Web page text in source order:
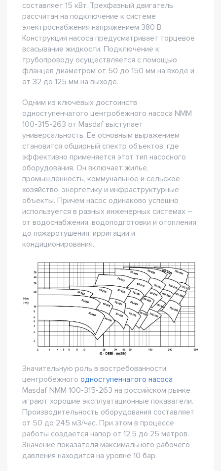
составляет 15 кВт. Трехфазный двигатель
рассчитан на подключение к системе
электроснабжения напряжением 380 В.
Конструкция насоса предусматривает торцевое
всасывание жидкости. Подключение к
трубопроводу осуществляется с помощью
фланцев диаметром от 50 до 150 мм на входе и
от 32 до 125 мм на выходе.
Одним из ключевых достоинств
одноступенчатого центробежного насоса NMM
100-315-263 от Masdaf выступает
универсальность. Ее основным выражением
становится обширный спектр объектов, где
эффективно применяется этот тип насосного
оборудования. Он включает жилье,
промышленность, коммунальное и сельское
хозяйство, энергетику и инфраструктурные
объекты. Причем насос одинаково успешно
используется в разных инженерных системах –
от водоснабжения, водоподготовки и отопления
до пожаротушения, ирригации и
кондиционирования.
Значительную роль в востребованности
центробежного одноступенчатого насоса
Masdaf NMM 100-315-263 на российском рынке
играют хорошие эксплуатационные показатели.
Производительность оборудования составляет
от 50 до 245 м3/час. При этом в процессе
работы создается напор от 12,5 до 25 метров.
Значение показателя максимального рабочего
давления находится на уровне 10 бар.